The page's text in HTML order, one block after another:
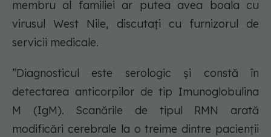
membru al familiei ar putea avea boala cu
virusul West Nile, discutați cu furnizorul de
servicii medicale.
”Diagnosticul este serologic şi constă în
detectarea anticorpilor de tip Imunoglobulina
M (IgM). Scanările de tipul RMN arată
modificări cerebrale la o treime dintre pacienţii